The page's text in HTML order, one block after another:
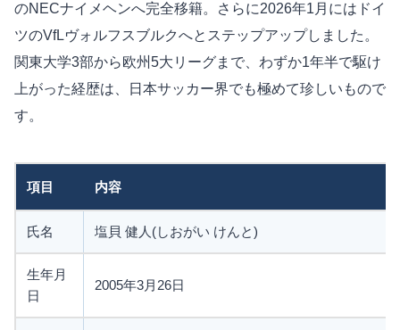
のNECナイメヘンへ完全移籍。さらに2026年1月にはドイ
ツのVfLヴォルフスブルクへとステップアップしました。
関東大学3部から欧州5大リーグまで、わずか1年半で駆け
上がった経歴は、日本サッカー界でも極めて珍しいもので
す。
項目 内容
氏名 塩貝 健人(しおがい けんと)
生年月
日
2005年3月26日